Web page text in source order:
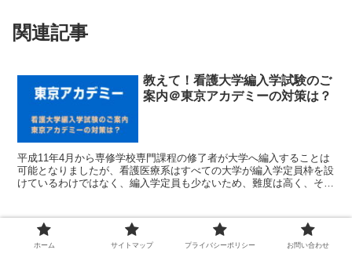
関連記事
教えて！看護大学編入学試験のご
案内＠東京アカデミーの対策は？
平成11年4月から専修学校専門課程の修了者が大学へ編入することは
可能となりましたが、看護医療系はすべての大学が編入学定員枠を設
けているわけではなく、編入学定員も少ないため、難度は高く、その
東京アカデミーに資料請求すると
ガイドブックが付いてくる！
ホーム サイトマップ プライバシーポリシー お問い合わせ